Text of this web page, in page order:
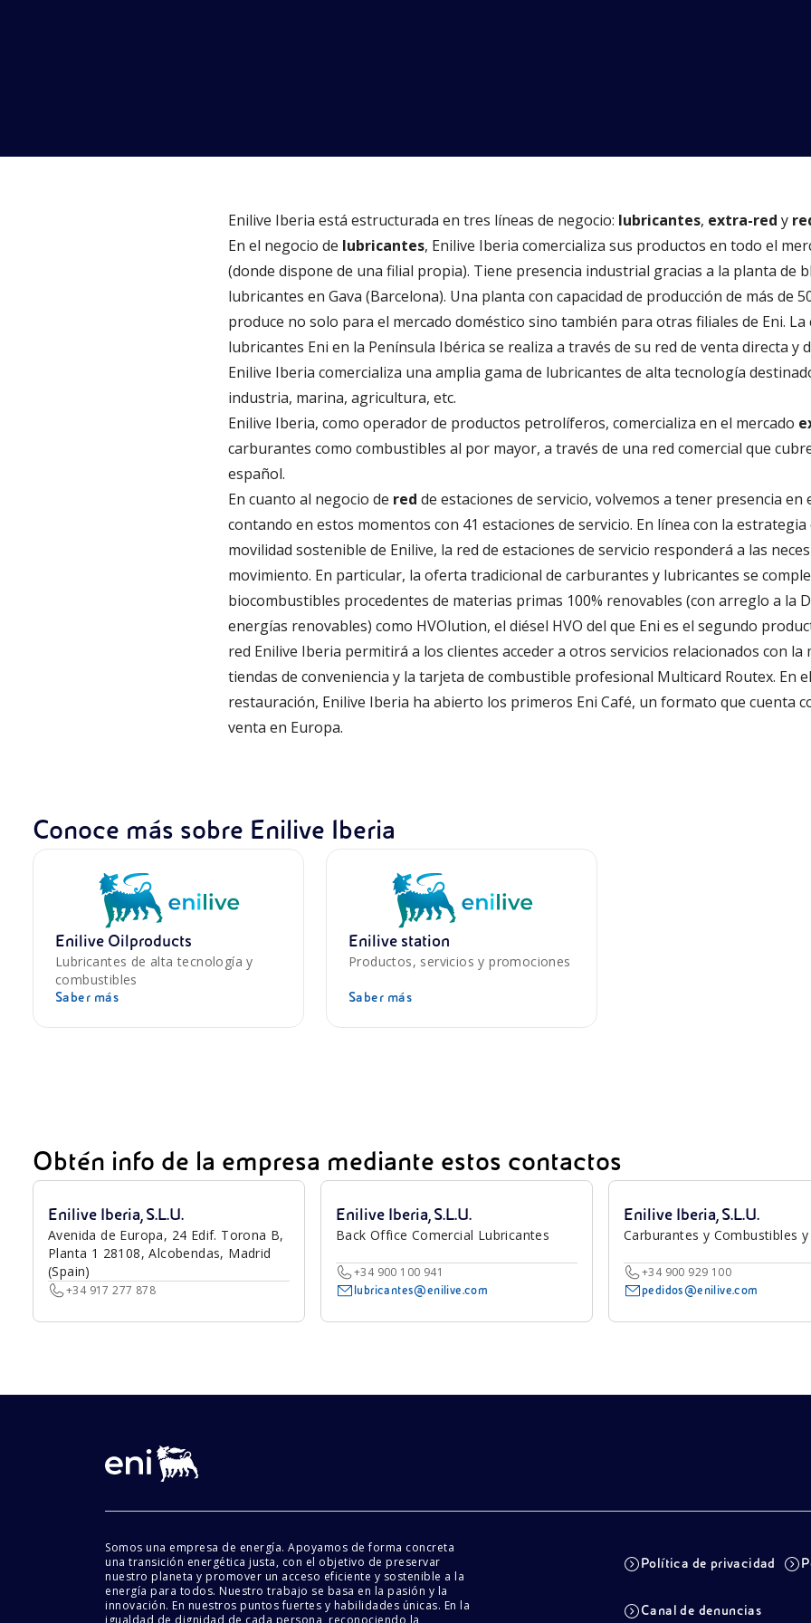
Enilive Iberia está estructurada en tres líneas de negocio: lubricantes, extra-red y
En el negocio de lubricantes, Enilive Iberia comercializa sus productos en todo el
(donde dispone de una filial propia). Tiene presencia industrial gracias a la planta de
lubricantes en Gava (Barcelona). Una planta con capacidad de producción de más de
produce no solo para el mercado doméstico sino también para otras filiales de Eni. La
lubricantes Eni en la Península Ibérica se realiza a través de su red de venta directa
Enilive Iberia comercializa una amplia gama de lubricantes de alta tecnología
industria, marina, agricultura, etc.
Enilive Iberia, como operador de productos petrolíferos, comercializa en el mercado
carburantes como combustibles al por mayor, a través de una red comercial que
español.
En cuanto al negocio de red de estaciones de servicio, volvemos a tener presencia en
contando en estos momentos con 41 estaciones de servicio. En línea con la
movilidad sostenible de Enilive, la red de estaciones de servicio responderá a las
movimiento. En particular, la oferta tradicional de carburantes y lubricantes se
biocombustibles procedentes de materias primas 100% renovables (con arreglo a la
energías renovables) como HVOlution, el diésel HVO del que Eni es el segundo
red Enilive Iberia permitirá a los clientes acceder a otros servicios relacionados con la
tiendas de conveniencia y la tarjeta de combustible profesional Multicard Routex. En
restauración, Enilive Iberia ha abierto los primeros Eni Café, un formato que cuenta
venta en Europa.
Conoce más sobre Enilive Iberia
Enilive Oilproducts
Lubricantes de alta tecnología y
combustibles
Saber más
Enilive station
Productos, servicios y promociones
Saber más
Obtén info de la empresa mediante estos contactos
Enilive Iberia, S.L.U.
Avenida de Europa, 24 Edif. Torona B,
Planta 1 28108, Alcobendas, Madrid
(Spain)
+34 917 277 878
Enilive Iberia, S.L.U.
Back Office Comercial Lubricantes
+34 900 100 941
lubricantes@enilive.com
Enilive Iberia, S.L.U.
Carburantes y Combustibles
+34 900 929 100
pedidos@enilive.com
Somos una empresa de energía. Apoyamos de forma concreta
una transición energética justa, con el objetivo de preservar
nuestro planeta y promover un acceso eficiente y sostenible a la
energía para todos. Nuestro trabajo se basa en la pasión y la
innovación. En nuestros puntos fuertes y habilidades únicas. En la
igualdad de dignidad de cada persona, reconociendo la
Política de privacidad
Canal de denuncias